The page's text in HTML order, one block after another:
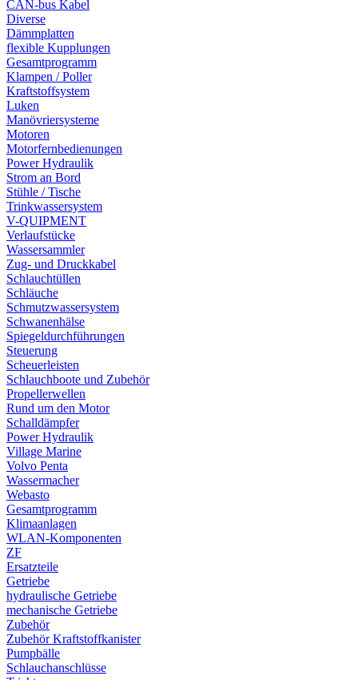
CAN-bus Kabel
Diverse
Dämmplatten
flexible Kupplungen
Gesamtprogramm
Klampen / Poller
Kraftstoffsystem
Luken
Manövriersysteme
Motoren
Motorfernbedienungen
Power Hydraulik
Strom an Bord
Stühle / Tische
Trinkwassersystem
V-QUIPMENT
Verlaufstücke
Wassersammler
Zug- und Druckkabel
Schlauchtüllen
Schläuche
Schmutzwassersystem
Schwanenhälse
Spiegeldurchführungen
Steuerung
Scheuerleisten
Schlauchboote und Zubehör
Propellerwellen
Rund um den Motor
Schalldämpfer
Power Hydraulik
Village Marine
Volvo Penta
Wassermacher
Webasto
Gesamtprogramm
Klimaanlagen
WLAN-Komponenten
ZF
Ersatzteile
Getriebe
hydraulische Getriebe
mechanische Getriebe
Zubehör
Zubehör Kraftstoffkanister
Pumpbälle
Schlauchanschlüsse